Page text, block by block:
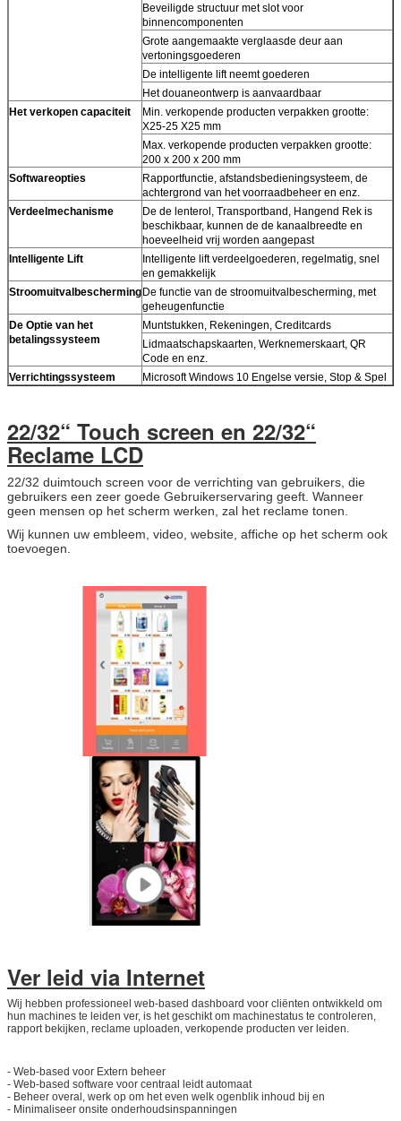
Laat een bericht achter
We bellen je snel terug!
VERZENDEN
Beveiligde structuur met slot voor
binnencomponenten
Grote aangemaakte verglaasde deur aan
vertoningsgoederen
De intelligente lift neemt goederen
Het douaneontwerp is aanvaardbaar
Het verkopen capaciteit
Min. verkopende producten verpakken grootte:
X25-25 X25 mm
Max. verkopende producten verpakken grootte:
200 x 200 x 200 mm
Softwareopties
Rapportfunctie, afstandsbedieningsysteem, de
achtergrond van het voorraadbeheer en enz.
Verdeelmechanisme
De de lenterol, Transportband, Hangend Rek is
beschikbaar, kunnen de de kanaalbreedte en
hoeveelheid vrij worden aangepast
Intelligente Lift
Intelligente lift verdeelgoederen, regelmatig, snel
en gemakkelijk
StroomuitvalbeschermingDe functie van de stroomuitvalbescherming, met
geheugenfunctie
De Optie van het
betalingssysteem
Muntstukken, Rekeningen, Creditcards
Lidmaatschapskaarten, Werknemerskaart, QR
Code en enz.
Verrichtingssysteem
Microsoft Windows 10 Engelse versie, Stop & Spel
22/32“ Touch screen en 22/32“
Reclame LCD
22/32 duimtouch screen voor de verrichting van gebruikers, die
gebruikers een zeer goede Gebruikerservaring geeft. Wanneer
geen mensen op het scherm werken, zal het reclame tonen.
Wij kunnen uw embleem, video, website, affiche op het scherm ook
toevoegen.
Ver leid via Internet
Wij hebben professioneel web-based dashboard voor cliënten ontwikkeld om
hun machines te leiden ver, is het geschikt om machinestatus te controleren,
rapport bekijken, reclame uploaden, verkopende producten ver leiden.
- Web-based voor Extern beheer
- Web-based software voor centraal leidt automaat
- Beheer overal, werk op om het even welk ogenblik inhoud bij en
- Minimaliseer onsite onderhoudsinspanningen